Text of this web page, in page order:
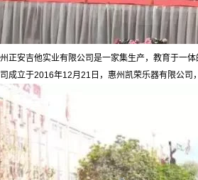
正安吉他实业有限公司是一家集生产，教育于一
成立于2016年12月21日，惠州凯荣乐器有限公司